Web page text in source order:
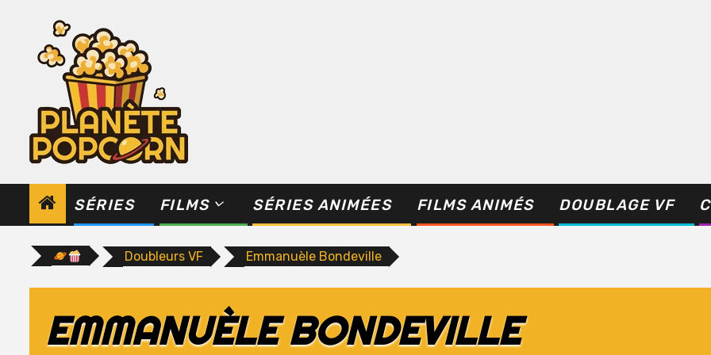
SÉRIES FILMS SÉRIES ANIMÉES FILMS ANIMÉS DOUBLAGE VF
Doubleurs VF Emmanuèle Bondeville
EMMANUÈLE BONDEVILLE